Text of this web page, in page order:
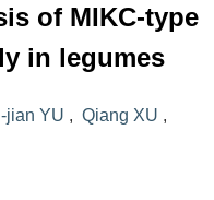
of MIKC-type
in legumes
jian YU , Qiang XU ,